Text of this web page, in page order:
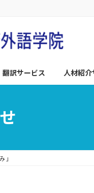
翻訳サービス 人材紹
」